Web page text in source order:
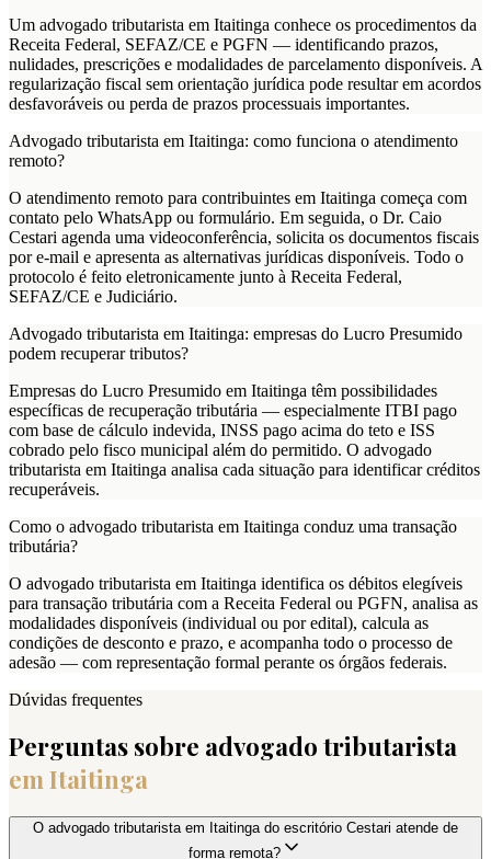
Um advogado tributarista em Itaitinga conhece os procedimentos da
Receita Federal, SEFAZ/CE e PGFN — identificando prazos,
nulidades, prescrições e modalidades de parcelamento disponíveis. A
regularização fiscal sem orientação jurídica pode resultar em acordos
desfavoráveis ou perda de prazos processuais importantes.
Advogado tributarista em Itaitinga: como funciona o atendimento
remoto?
O atendimento remoto para contribuintes em Itaitinga começa com
contato pelo WhatsApp ou formulário. Em seguida, o Dr. Caio
Cestari agenda uma videoconferência, solicita os documentos fiscais
por e-mail e apresenta as alternativas jurídicas disponíveis. Todo o
protocolo é feito eletronicamente junto à Receita Federal,
SEFAZ/CE e Judiciário.
Advogado tributarista em Itaitinga: empresas do Lucro Presumido
podem recuperar tributos?
Empresas do Lucro Presumido em Itaitinga têm possibilidades
específicas de recuperação tributária — especialmente ITBI pago
com base de cálculo indevida, INSS pago acima do teto e ISS
cobrado pelo fisco municipal além do permitido. O advogado
tributarista em Itaitinga analisa cada situação para identificar créditos
recuperáveis.
Como o advogado tributarista em Itaitinga conduz uma transação
tributária?
O advogado tributarista em Itaitinga identifica os débitos elegíveis
para transação tributária com a Receita Federal ou PGFN, analisa as
modalidades disponíveis (individual ou por edital), calcula as
condições de desconto e prazo, e acompanha todo o processo de
adesão — com representação formal perante os órgãos federais.
Dúvidas frequentes
Perguntas sobre advogado tributarista
emItaitinga
O advogado tributarista em Itaitinga do escritório Cestari atende de
forma remota?